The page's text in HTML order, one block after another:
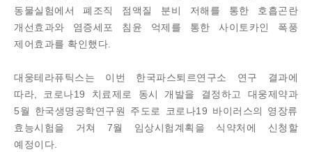
동물실험에서 폐조직 점액질 분비 저해를 통한 호흡곤란
개선효과와 염증세포 침윤 억제를 통한 사이토카인 폭풍
제어효과를 확인했다.
대웅테라퓨틱스는 이번 한국파스퇴르연구소 연구 결과에
따라, 코로나19 치료제로 동시 개발을 결정하고 대웅제약과
5월 한국생명공학연구원 주도로 코로나19 바이러스의 영장류
효능시험을 거쳐 7월 임상시험계획을 식약처에 신청할
예정이다.